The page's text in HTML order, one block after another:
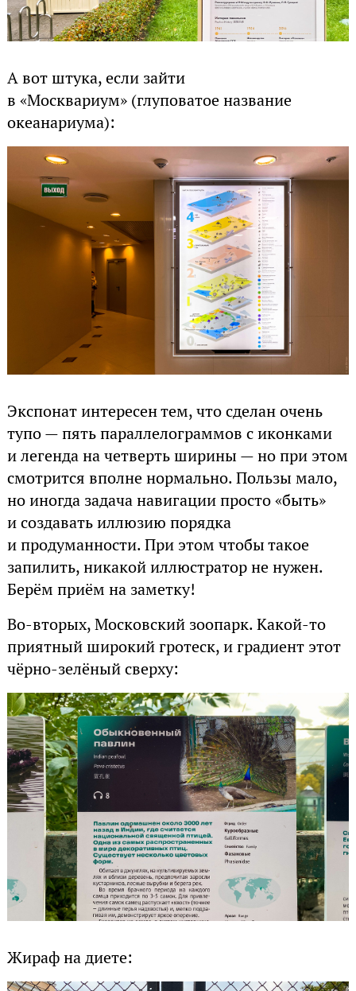
А вот штука, если зайти
в «Москвариум» (глуповатое название
океанариума):
Экспонат интересен тем, что сделан очень
тупо — пять параллелограммов с иконками
и легенда на четверть ширины — но при этом
смотрится вполне нормально. Пользы мало,
но иногда задача навигации просто «быть»
и создавать иллюзию порядка
и продуманности. При этом чтобы такое
запилить, никакой иллюстратор не нужен.
Берём приём на заметку!
Во-вторых, Московский зоопарк. Какой-то
приятный широкий гротеск, и градиент этот
чёрно-зелёный сверху:
Жираф на диете: